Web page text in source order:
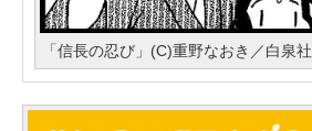
「信長の忍び」(C)重野なおき／白泉社